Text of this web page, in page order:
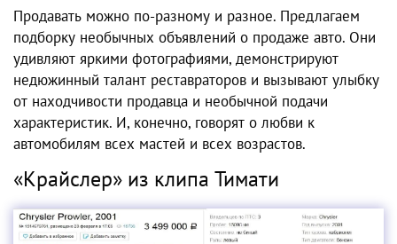
Продавать можно по-разному и разное. Предлагаем
подборку необычных объявлений о продаже авто. Они
удивляют яркими фотографиями, демонстрируют
недюжинный талант реставраторов и вызывают улыбку
от находчивости продавца и необычной подачи
характеристик. И, конечно, говорят о любви к
автомобилям всех мастей и всех возрастов.
«Крайслер» из клипа Тимати